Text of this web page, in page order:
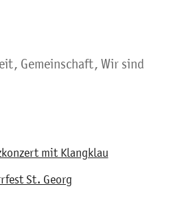
, Gemeinschaft, Wir sind
mit Klangklau
St. Georg